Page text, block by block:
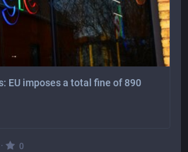
EU imposes a total fine of 890
· 0